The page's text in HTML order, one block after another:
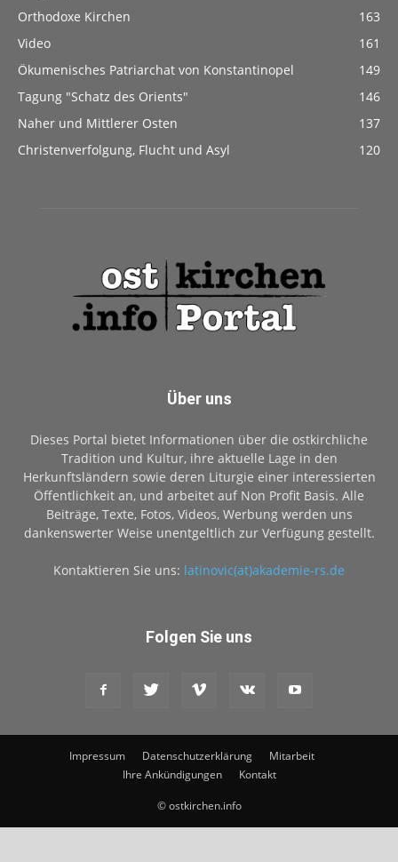
Orthodoxe Kirchen
163
Video
161
Ökumenisches Patriarchat von Konstantinopel
149
Tagung "Schatz des Orients"
146
Naher und Mittlerer Osten
137
Christenverfolgung, Flucht und Asyl
120
Über uns
Dieses Portal bietet Informationen über die ostkirchliche
Tradition und Kultur, ihre aktuelle Lage in den
Herkunftsländern sowie deren Liturgie einer interessierten
Öffentlichkeit an, und arbeitet auf Non Profit Basis. Alle
Beiträge, Texte, Fotos, Videos, Werbung werden uns
dankenswerter Weise unentgeltlich zur Verfügung gestellt.
Kontaktieren Sie uns: latinovic(at)akademie-rs.de
Folgen Sie uns
Impressum Datenschutzerklärung
Mitarbeit
Ihre Ankündigungen
Kontakt
© ostkirchen.info